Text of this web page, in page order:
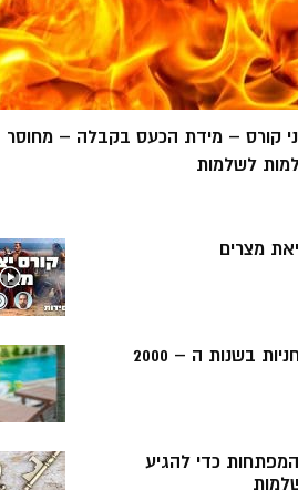
קורס – מידת הכעס בקבלה – מחוסר
לשלמות
מצרים
בשנות ה – 2000
5 המפתחות כדי להגיע